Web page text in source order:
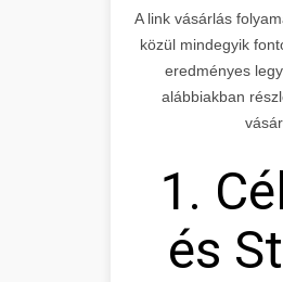
A link vásárlás
közül mindegyik
eredményes
alábbiakban
1.
és